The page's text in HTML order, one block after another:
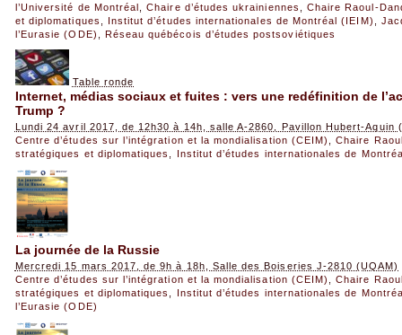
l’Université de Montréal ,Chaire d’études ukrainiennes
Chaire Raoul-
et diplomatiques
Institut d’études internationales de Montréal (IEIM)
l’Eurasie (ODE)
Réseau québécois d’études postsoviétiques
Table ronde
Internet, médias sociaux et fuites : vers une redéfinition de
Trump ?
Lundi 24 avril 2017, de 12h30 à 14h, salle A-2860, Pavillon Hubert-Aquin
Centre d’études sur l’intégration et la mondialisation (CEIM)
,Chaire
stratégiques et diplomatiques
Institut d’études internationales de
La journée de la Russie
Mercredi 15 mars 2017, de 9h à 18h, Salle des Boiseries J-2810 (UQAM)
Centre d’études sur l’intégration et la mondialisation (CEIM)
,Chaire
stratégiques et diplomatiques
Institut d’études internationales de
l’Eurasie (ODE)